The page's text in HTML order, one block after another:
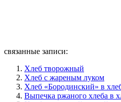
связанные записи:
Хлеб творожный
Хлеб с жареным луком
Хлеб «Бородинский» в
Выпечка ржаного хлеба в